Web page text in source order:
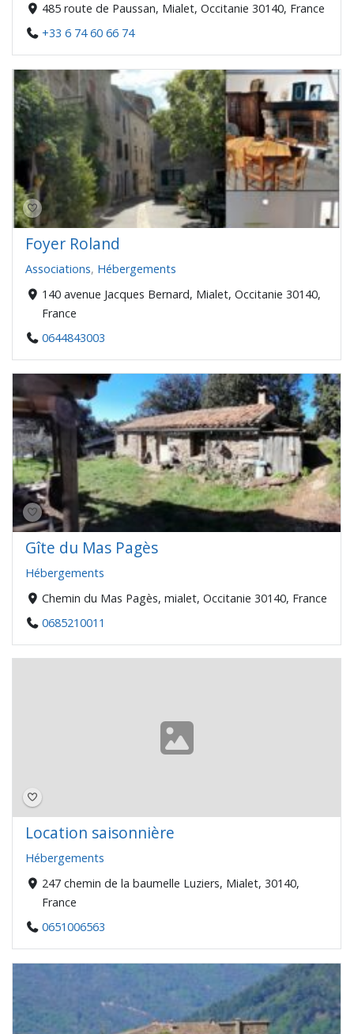
485 route de Paussan, Mialet, Occitanie 30140, France
+33 6 74 60 66 74
Foyer Roland
Associations, Hébergements
140 avenue Jacques Bernard, Mialet, Occitanie 30140,
France
0644843003
Gîte du Mas Pagès
Hébergements
Chemin du Mas Pagès, mialet, Occitanie 30140, France
0685210011
Location saisonnière
Hébergements
247 chemin de la baumelle Luziers, Mialet, 30140,
France
0651006563